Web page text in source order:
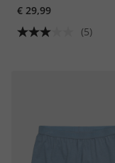
€ 29,99
(5)